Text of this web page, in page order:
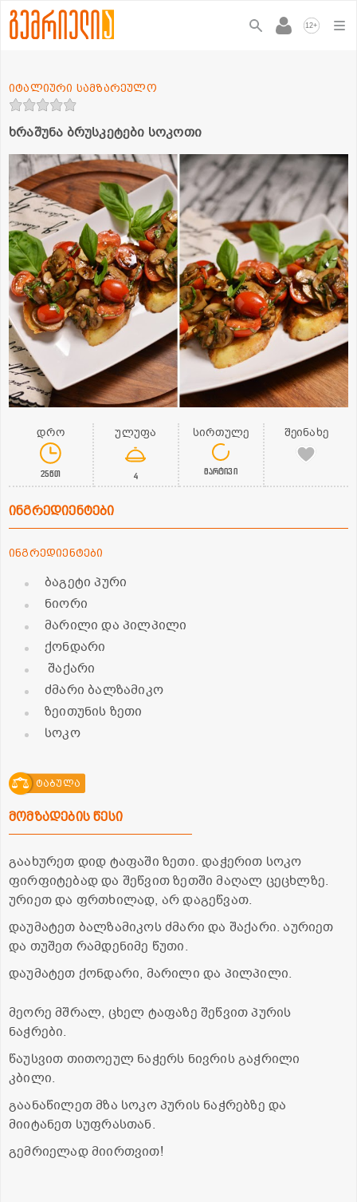
12+
ხრაშუნა ბრუსკეტები სოკოთი
იტალიური სამზარეულო
დრო
25წთ
ულუფა
4
სირთულე
მარტივი
შეინახე
ინგრედიენტები
ინგრედიენტები
ბაგეტი პური
ნიორი
მარილი და პილპილი
ქონდარი
შაქარი
ძმარი ბალზამიკო
ზეითუნის ზეთი
სოკო
ტაბულა
მომზადების წესი
გაახურეთ დიდ ტაფაში ზეთი. დაჭერით სოკო
ფირფიტებად და შეწვით ზეთში მაღალ ცეცხლზე.
ურიეთ და ფრთხილად, არ დაგეწვათ.
დაუმატეთ ბალზამიკოს ძმარი და შაქარი. აურიეთ
და თუშეთ რამდენიმე წუთი.
დაუმატეთ ქონდარი, მარილი და პილპილი.
მეორე მშრალ, ცხელ ტაფაზე შეწვით პურის
ნაჭრები.
წაუსვით თითოეულ ნაჭერს ნივრის გაჭრილი
კბილი.
გაანაწილეთ მზა სოკო პურის ნაჭრებზე და
მიიტანეთ სუფრასთან.
გემრიელად მიირთვით!